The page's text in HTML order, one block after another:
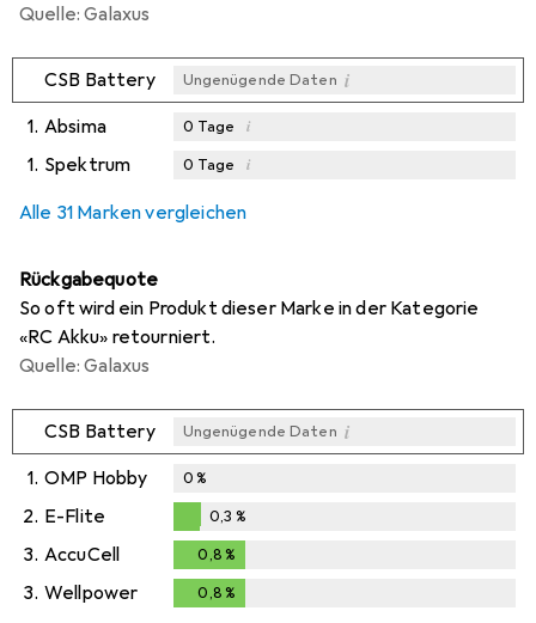
Quelle: Galaxus
CSB Battery Ungenügende Daten i
1. Absima 0 Tage i
1. Spektrum 0 Tage i
Alle 31 Marken vergleichen
Rückgabequote
So oft wird ein Produkt dieser Marke in der Kategorie
«RC Akku» retourniert.
Quelle: Galaxus
CSB Battery Ungenügende Daten i
1. OMP Hobby 0%
2. E-Flite
0,3%
0,3 %
3. AccuCell 0,8 %
3. Wellpower 0,8 %